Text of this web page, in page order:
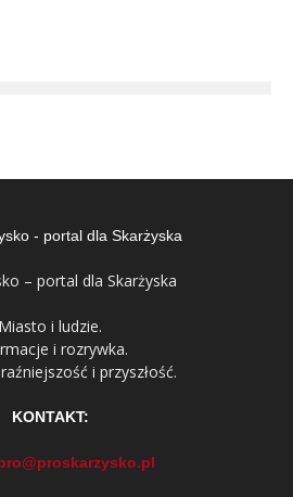
– portal dla Skarżyska
Miasto i ludzie.
i rozrywka.
i przyszłość.
KONTAKT: